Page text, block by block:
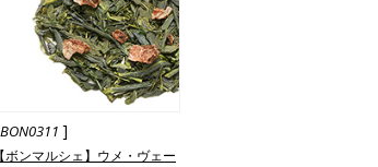
BON0311 ]
【ボンマルシェ】ウメ・ヴェー